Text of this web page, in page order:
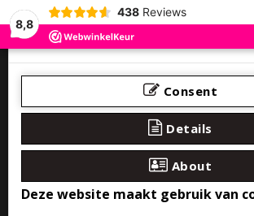
8,8
438 Reviews
Consent
Details
About
Deze website maakt gebruik van